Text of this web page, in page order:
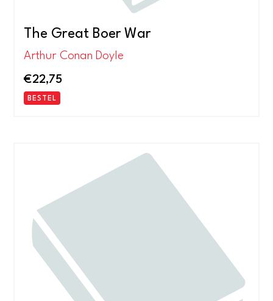
The Great Boer War
Arthur Conan Doyle
€22,75
BESTEL